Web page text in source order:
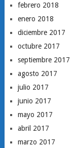
febrero 2018
enero 2018
diciembre 2017
octubre 2017
septiembre 2017
agosto 2017
julio 2017
junio 2017
mayo 2017
abril 2017
marzo 2017